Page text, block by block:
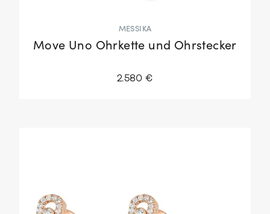
MESSIKA
Move Uno Ohrkette und Ohrstecker
2.580 €